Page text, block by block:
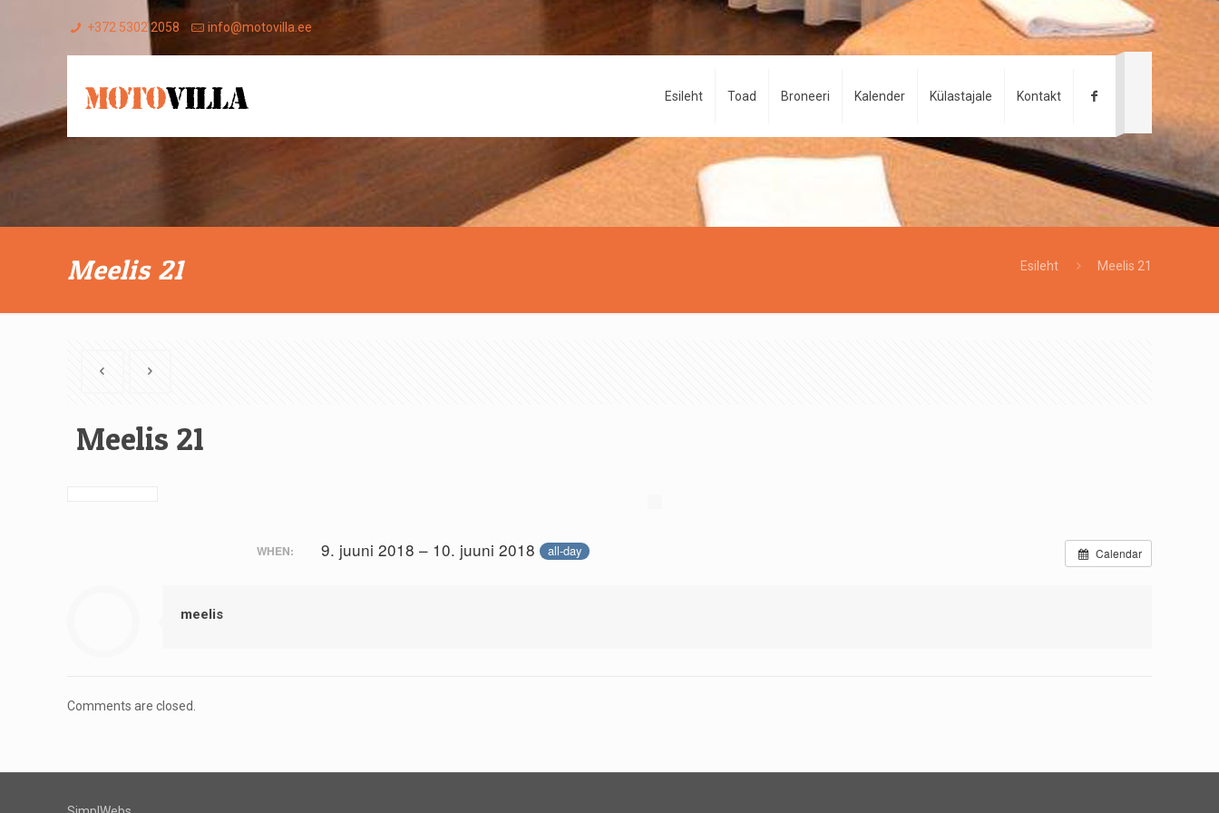
+372 5302 2058 info@motovilla.ee
Esileht Toad Broneeri Kalender Külastajale Kontakt
Meelis 21 Esileht Meelis 21
Meelis 21
Calendar
WHEN: 9. juuni 2018 – 10. juuni 2018 all-day
meelis
Comments are closed.